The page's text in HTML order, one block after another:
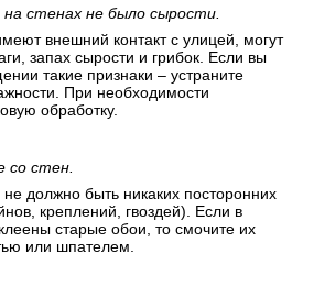
стенах не было сырости.
внешний контакт с улицей, могут
запах сырости и грибок. Если вы
такие признаки – устраните
При необходимости
обработку.
со стен.
должно быть никаких посторонних
креплений, гвоздей). Если в
старые обои, то смочите их
или шпателем.